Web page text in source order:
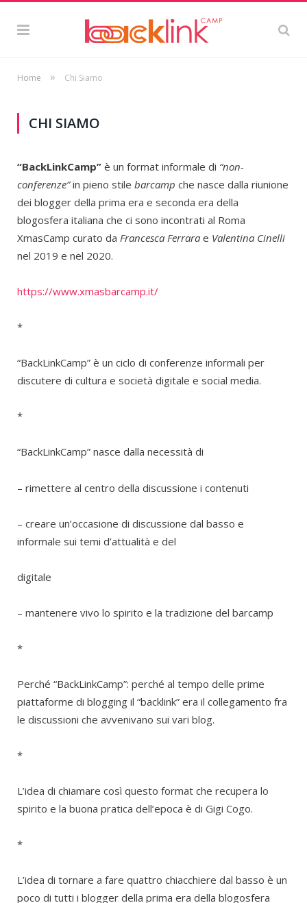
Home » Chi Siamo
CHI SIAMO
“BackLinkCamp” è un format informale di “non-
conferenze”in pieno stile barcamp che nasce dalla riunione
dei blogger della prima era e seconda era della
blogosfera italiana che ci sono incontrati al Roma
XmasCamp curato da Francesca Ferrara e Valentina Cinelli
nel 2019 e nel 2020.
https://www.xmasbarcamp.it/
*
“BackLinkCamp” è un ciclo di conferenze informali per
discutere di cultura e società digitale e social media.
*
“BackLinkCamp” nasce dalla necessità di
– rimettere al centro della discussione i contenuti
– creare un’occasione di discussione dal basso e
informale sui temi d’attualità e del
digitale
– mantenere vivo lo spirito e la tradizione del barcamp
*
Perché “BackLinkCamp”: perché al tempo delle prime
piattaforme di blogging il “backlink” era il collegamento fra
le discussioni che avvenivano sui vari blog.
*
L’idea di chiamare così questo format che recupera lo
spirito e la buona pratica dell’epoca è di Gigi Cogo.
*
L’idea di tornare a fare quattro chiacchiere dal basso è un
poco di tutti i blogger della prima era della blogosfera